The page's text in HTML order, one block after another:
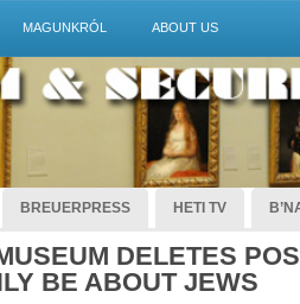
MAGUNKRÓL ABOUT US
BREUERPRESS HETI TV
DELETES
BE ABOUT JEWS